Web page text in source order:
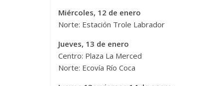
Miércoles, 12 de enero
Norte: Estación Trole Labrador
Jueves, 13 de enero
Centro: Plaza La Merced
Norte: Ecovía Río Coca